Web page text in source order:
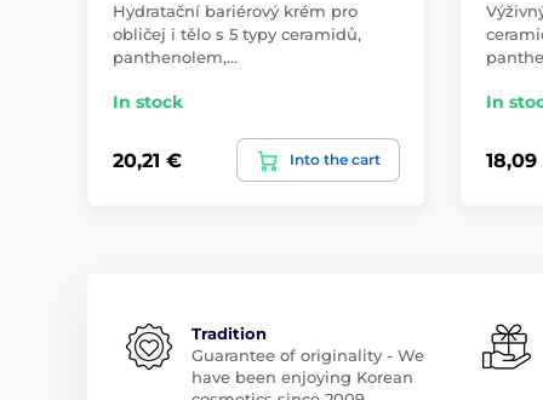
Hydratační bariérový krém pro
obličej i tělo s 5 typy ceramidů,
panthenolem,…
In stock
20,21 € Into the cart
In
Tradition
Guarantee of originality - We
have been enjoying Korean